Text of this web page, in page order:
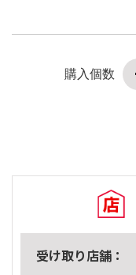
購入個数
受け取り店舗：